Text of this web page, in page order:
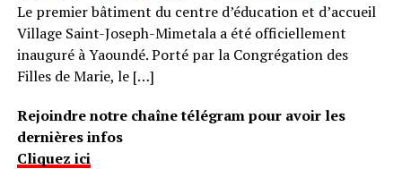
Le premier bâtiment du centre d’éducation et d’accueil
Village Saint-Joseph-Mimetala a été officiellement
inauguré à Yaoundé. Porté par la Congrégation des
Filles de Marie, le […]
Rejoindre notre chaîne télégram pour avoir les
dernières infos
Cliquez ici